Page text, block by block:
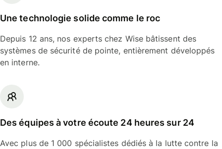
Une technologie solide comme le roc
Depuis 12 ans, nos experts chez Wise bâtissent des
systèmes de sécurité de pointe, entièrement développés
en interne.
Des équipes à votre écoute 24 heures sur 24
Avec plus de 1 000 spécialistes dédiés à la lutte contre la